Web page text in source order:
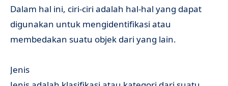
Dalam hal ini, ciri-ciri adalah hal-hal yang dapat
digunakan untuk mengidentifikasi atau
membedakan suatu objek dari yang lain.
Jenis